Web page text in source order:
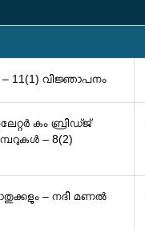
11(1) വിജ്ഞാപനം
കം ബ്രിഡ്ജ്
– 8(2)
– നദി മണൽ